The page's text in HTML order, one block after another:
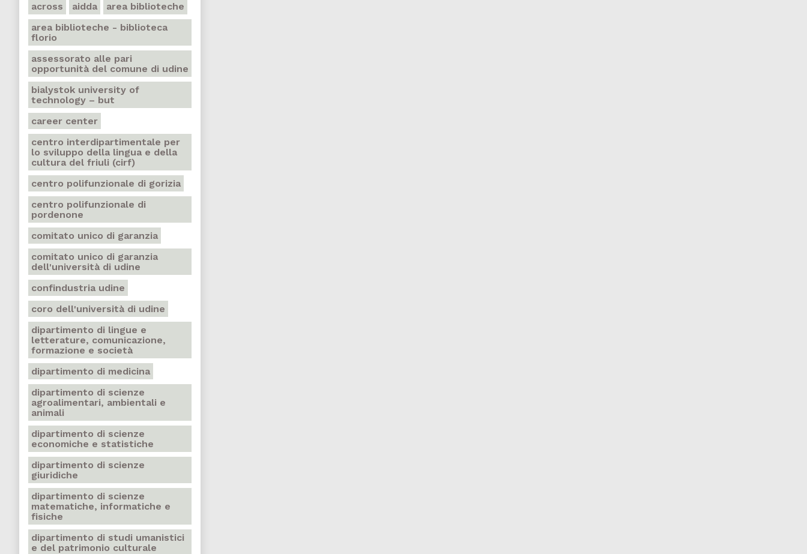
across
aidda
area biblioteche
area biblioteche - biblioteca
florio
assessorato alle pari
opportunità del comune di udine
bialystok university of
technology – but
career center
centro interdipartimentale per
lo sviluppo della lingua e della
cultura del friuli (cirf)
centro polifunzionale di gorizia
centro polifunzionale di
pordenone
comitato unico di garanzia
comitato unico di garanzia
dell'università di udine
confindustria udine
coro dell'università di udine
dipartimento di lingue e
letterature, comunicazione,
formazione e società
dipartimento di medicina
dipartimento di scienze
agroalimentari, ambientali e
animali
dipartimento di scienze
economiche e statistiche
dipartimento di scienze
giuridiche
dipartimento di scienze
matematiche, informatiche e
fisiche
dipartimento di studi umanistici
e del patrimonio culturale